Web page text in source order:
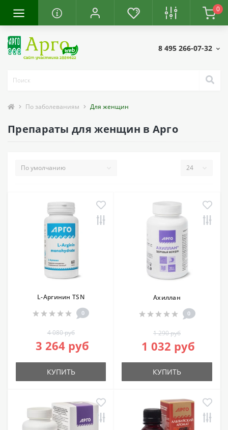
0
8 495 266-07-32
По заболеваниям Для женщин
Препараты для женщин в Арго
L-Аргинин TSN
0
4 080 руб
3 264 руб
КУПИТЬ
Ахиллан
0
1 290 руб
1 032 руб
КУПИТЬ